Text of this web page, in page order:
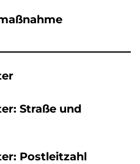
Straße und
Postleitzahl